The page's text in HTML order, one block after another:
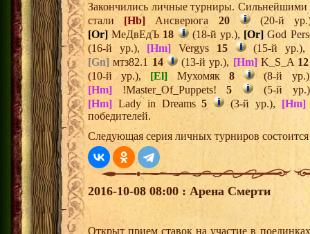
Закончились личные турниры. Сильнейшими
стали [Hb] Ансверюга 20
(20-й
[Or] МеДвЕдЪ 18 (18-й ур.), [Or] God
(16-й ур.), [Hm] Vergys 15
(15-й
[Gn] мтз82.1 14 (13-й ур.), [Hm]K_S_A 12
(10-й ур.), [El] Мухомяк 8
(8-й
[Hm] !Master_Of_Puppets!5
(5-й
[Hm] Lady in Dreams5 (3-й ур.), [Hm]
победителей.
Следующая серия личных турниров состоится
2016-10-08 08:00 : Арена Смерти
Открыт прием ставок на участие в